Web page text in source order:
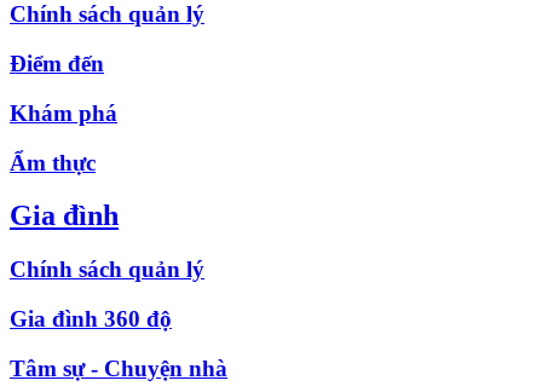
Chính sách quản lý
Điểm đến
Khám phá
Ẩm thực
Gia đình
Chính sách quản lý
Gia đình 360 độ
Tâm sự - Chuyện nhà